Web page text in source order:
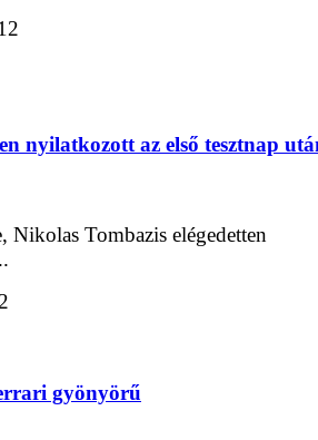
nyilatkozott az első tesztnap
Nikolas Tombazis elégedetten
gyönyörű